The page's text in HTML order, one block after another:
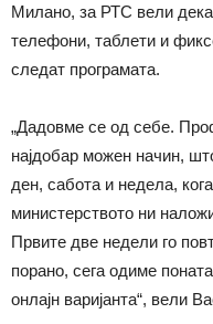
Милано, за РТС вели дека
телефони, таблети и
следат програмата.
„Дадовме се од себе.
најдобар можен начин,
ден, сабота и недела,
министерството ни
Првите две недели го
порано, сега одиме
онлајн варијанта“, вели